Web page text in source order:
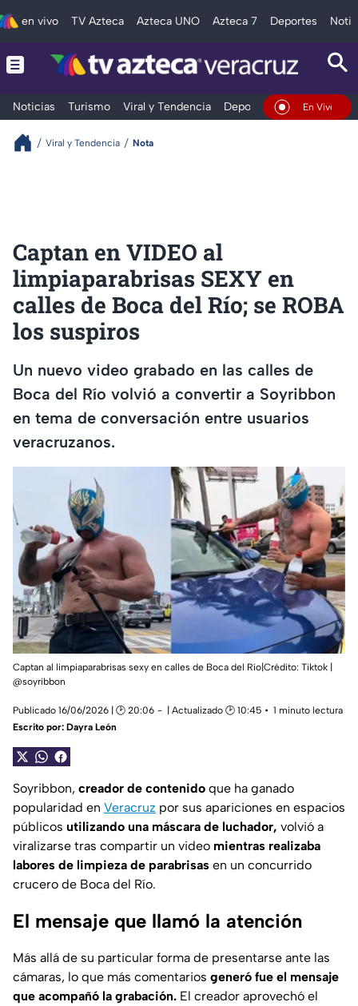
en vivo TV Azteca Azteca UNO Azteca 7 Deportes
Noticias Turismo Viral y Tendencia Deportes Espectáculos
En Vivo
Viral y Tendencia Nota
Captan en VIDEO al
limpiaparabrisas SEXY en
calles de Boca del Río; se ROBA
los suspiros
Un nuevo video grabado en las calles de
Boca del Río volvió a convertir a Soyribbon
en tema de conversación entre usuarios
veracruzanos.
Captan al limpiaparabrisas sexy en calles de Boca del Río|Crédito: Tiktok |
@soyribbon
Publicado 16/06/2026 | 🕑 20:06 | Actualizado 🕑 10:45
1 minuto lectura
Escrito por: Dayra León
Soyribbon, creador de contenido que ha ganado
popularidad en Veracruz por sus apariciones en espacios
públicos utilizando una máscara de luchador, volvió a
viralizarse tras compartir un video mientras realizaba
labores de limpieza de parabrisas en un concurrido
crucero de Boca del Río.
El mensaje que llamó la atención
Más allá de su particular forma de presentarse ante las
cámaras, lo que más comentarios generó fue el mensaje
que acompañó la grabación. El creador aprovechó el